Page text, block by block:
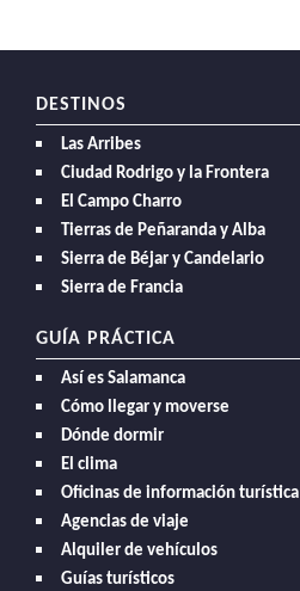
DESTINOS
Las Arribes
Ciudad Rodrigo y la Frontera
El Campo Charro
Tierras de Peñaranda y Alba
Sierra de Béjar y Candelario
Sierra de Francia
GUÍA PRÁCTICA
Así es Salamanca
Cómo llegar y moverse
Dónde dormir
El clima
Oficinas de información turística
Agencias de viaje
Alquiler de vehículos
Guías turísticos